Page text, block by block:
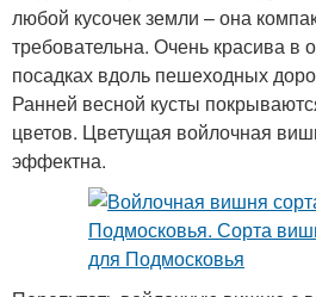
любой кусочек земли – она
требовательна. Очень красива в
посадках вдоль пешеходных
Ранней весной кусты
цветов. Цветущая войлочная
эффектна.